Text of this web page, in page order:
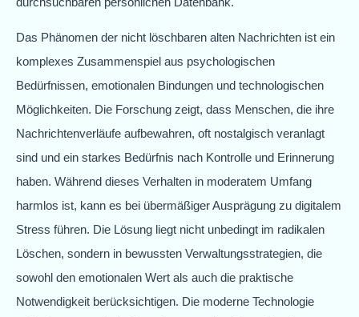
Das Phänomen der nicht löschbaren alten Nachrichten ist ein
komplexes Zusammenspiel aus psychologischen
Bedürfnissen, emotionalen Bindungen und technologischen
Möglichkeiten. Die Forschung zeigt, dass Menschen, die ihre
Nachrichtenverläufe aufbewahren, oft nostalgisch veranlagt
sind und ein starkes Bedürfnis nach Kontrolle und Erinnerung
haben. Während dieses Verhalten in moderatem Umfang
harmlos ist, kann es bei übermäßiger Ausprägung zu digitalem
Stress führen. Die Lösung liegt nicht unbedingt im radikalen
Löschen, sondern in bewussten Verwaltungsstrategien, die
sowohl den emotionalen Wert als auch die praktische
Notwendigkeit berücksichtigen. Die moderne Technologie